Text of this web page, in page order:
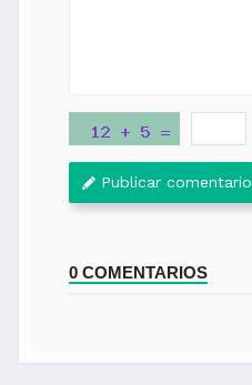
Publicar comentario
0 COMENTARIOS